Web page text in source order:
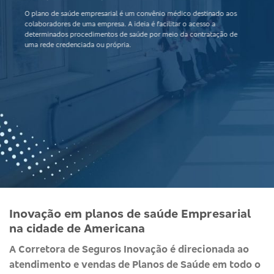
Oplano de saúde empresarialé um convênio médico destinado aos
colaboradores de uma empresa. A ideia é facilitar o acesso a
determinados procedimentos de saúde por meio da contratação de
uma rede credenciada ou própria.
Inovação em planos de saúde Empresarial
na cidade de Americana
A Corretora de Seguros Inovação é direcionada ao
atendimento e vendas de Planos de Saúde em todo o